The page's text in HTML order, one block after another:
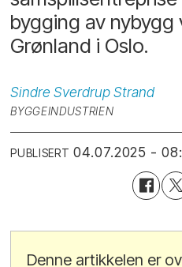
bygging av
Grønland i Oslo.
Sindre Sverdrup Strand
BYGGEINDUSTRIEN
PUBLISERT 04.07.2025 -
Denne artikkelen er